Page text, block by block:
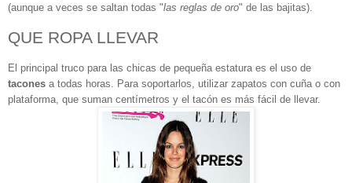
(aunque a veces se saltan todas "las reglas de oro" de las bajitas).
QUE ROPA LLEVAR
El principal truco para las chicas de pequeña estatura es el uso de
tacones a todas horas. Para soportarlos, utilizar zapatos con cuña o con
plataforma, que suman centímetros y el tacón es más fácil de llevar.